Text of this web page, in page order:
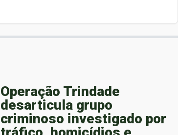
Operação Trindade
desarticula grupo
criminoso investigado por